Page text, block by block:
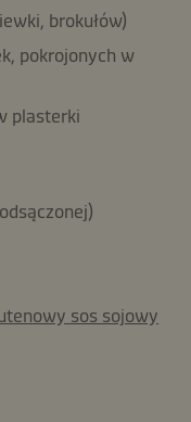
brokułów)
pokrojonych w
plasterki
sos sojowy